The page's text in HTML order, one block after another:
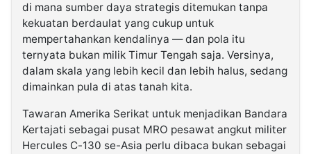
di mana sumber daya strategis ditemukan tanpa
kekuatan berdaulat yang cukup untuk
mempertahankan kendalinya — dan pola itu
ternyata bukan milik Timur Tengah saja. Versinya,
dalam skala yang lebih kecil dan lebih halus, sedang
dimainkan pula di atas tanah kita.
Tawaran Amerika Serikat untuk menjadikan Bandara
Kertajati sebagai pusat MRO pesawat angkut militer
Hercules C-130 se-Asia perlu dibaca bukan sebagai